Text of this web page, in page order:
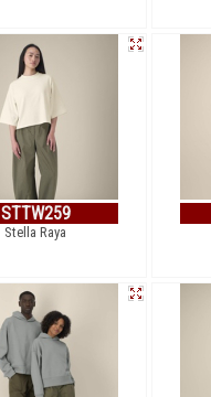
STTW259
Stella Raya